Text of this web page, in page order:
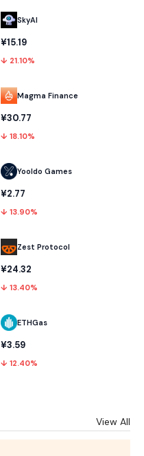
SkyAI
¥15.19
↓ 21.10%
Magma Finance
¥30.77
↓ 18.10%
Yooldo Games
¥2.77
↓ 13.90%
Zest Protocol
¥24.32
↓ 13.40%
ETHGas
¥3.59
↓ 12.40%
View All